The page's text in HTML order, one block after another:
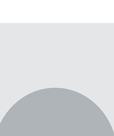
персональных данных в
№ 152-ФЗ. С условиями
конфиденциальности